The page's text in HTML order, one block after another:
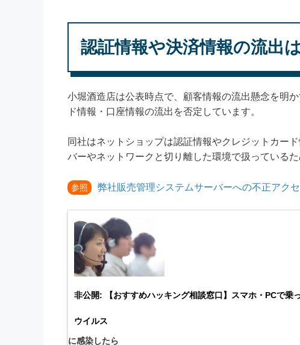
認証情報や決済情報の流出
小堀酒造店は公表時点で、顧客情報の流出懸念を明
ド情報・口座情報の流出を否定しています。
同社はネットショップは認証情報やクレジットカー
バーやネットワークと切り離した環境で扱っている
参照 弊社販売管理システムサーバーへの不正アク
非公開: 【おすすめハッキング相談窓口】スマホ・PCで乗
ウイルス
に感染したら